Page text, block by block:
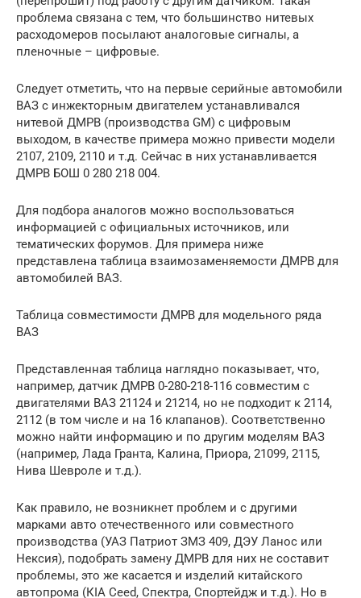
проблема связана с тем, что большинство нитевых
расходомеров посылают аналоговые сигналы, а
пленочные – цифровые.
Следует отметить, что на первые серийные автомобили
ВАЗ с инжекторным двигателем устанавливался
нитевой ДМРВ (производства GM) с цифровым
выходом, в качестве примера можно привести модели
2107, 2109, 2110 и т.д. Сейчас в них устанавливается
ДМРВ БОШ 0 280 218 004.
Для подбора аналогов можно воспользоваться
информацией с официальных источников, или
тематических форумов. Для примера ниже
представлена таблица взаимозаменяемости ДМРВ для
автомобилей ВАЗ.
Таблица совместимости ДМРВ для модельного ряда
ВАЗ
Представленная таблица наглядно показывает, что,
например, датчик ДМРВ 0-280-218-116 совместим с
двигателями ВАЗ 21124 и 21214, но не подходит к 2114,
2112 (в том числе и на 16 клапанов). Соответственно
можно найти информацию и по другим моделям ВАЗ
(например, Лада Гранта, Калина, Приора, 21099, 2115,
Нива Шевроле и т.д.).
Как правило, не возникнет проблем и с другими
марками авто отечественного или совместного
производства (УАЗ Патриот ЗМЗ 409, ДЭУ Ланос или
Нексия), подобрать замену ДМРВ для них не составит
проблемы, это же касается и изделий китайского
автопрома (КIA Ceed, Спектра, Спортейдж и т.д.). Но в